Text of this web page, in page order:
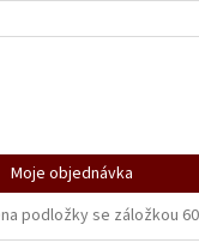
Moje objednávka
podložky se záložkou